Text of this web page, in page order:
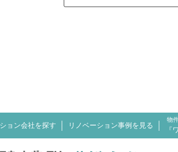
ョン会社を探す リノベーション事例を見る
物
『